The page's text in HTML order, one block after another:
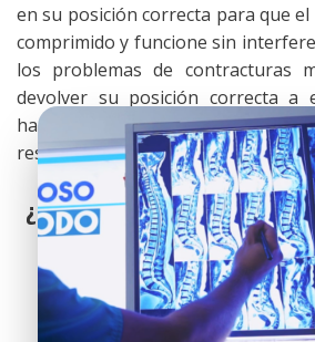
en su posición correcta para que
comprimido y funcione sin
los problemas de contracturas
devolver su posición correcta a
habían perdido su posición
restablecer el equilibrio muscular.
¿Información o citas?
9595